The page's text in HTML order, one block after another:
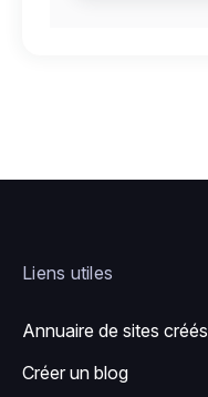
Liens utiles
Annuaire de sites créés
Créer un blog